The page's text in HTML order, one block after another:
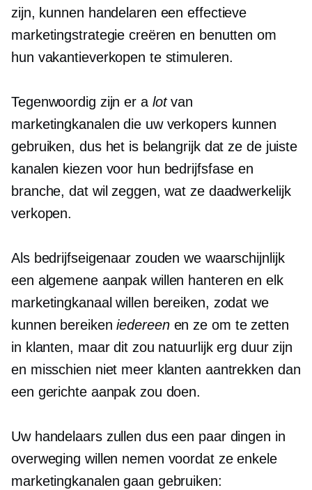
zijn, kunnen handelaren een effectieve
marketingstrategie creëren en benutten om
hun vakantieverkopen te stimuleren.
Tegenwoordig zijn er a lotvan
marketingkanalen die uw verkopers kunnen
gebruiken, dus het is belangrijk dat ze de juiste
kanalen kiezen voor hun bedrijfsfase en
branche, dat wil zeggen, wat ze daadwerkelijk
verkopen.
Als bedrijfseigenaar zouden we waarschijnlijk
een algemene aanpak willen hanteren en elk
marketingkanaal willen bereiken, zodat we
kunnen bereikeniedereenen ze om te zetten
in klanten, maar dit zou natuurlijk erg duur zijn
en misschien niet meer klanten aantrekken dan
een gerichte aanpak zou doen.
Uw handelaars zullen dus een paar dingen in
overweging willen nemen voordat ze enkele
marketingkanalen gaan gebruiken: